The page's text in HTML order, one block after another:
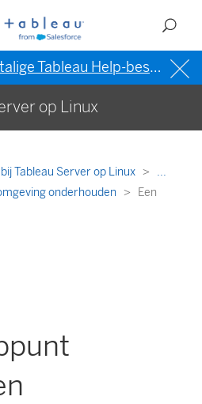
Tableau Help-bestand (VS)
op Linux
Tableau Server op Linux
...
onderhouden
Een